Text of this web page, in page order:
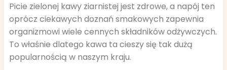
Picie zielonej kawy ziarnistej jest zdrowe, a napój ten
oprócz ciekawych doznań smakowych zapewnia
organizmowi wiele cennych składników odżywczych.
To właśnie dlatego kawa ta cieszy się tak dużą
popularnością w naszym kraju.